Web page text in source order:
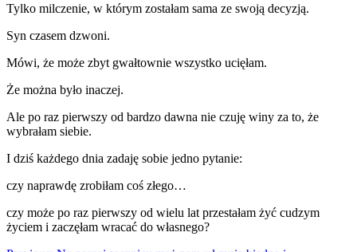
Tylko milczenie, w którym zostałam sama ze swoją decyzją.
Syn czasem dzwoni.
Mówi, że może zbyt gwałtownie wszystko ucięłam.
Że można było inaczej.
Ale po raz pierwszy od bardzo dawna nie czuję winy za to, że
wybrałam siebie.
I dziś każdego dnia zadaję sobie jedno pytanie:
czy naprawdę zrobiłam coś złego…
czy może po raz pierwszy od wielu lat przestałam żyć cudzym
życiem i zaczęłam wracać do własnego?